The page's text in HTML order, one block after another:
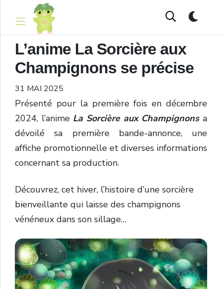
L’anime La Sorcière aux
Champignons se précise
31 MAI 2025
Présenté pour la première fois en décembre
2024, l’anime La Sorcière aux Champignonsa
dévoilé sa première bande-annonce, une
affiche promotionnelle et diverses informations
concernant sa production.
Découvrez, cet hiver, l’histoire d’une sorcière
bienveillante qui laisse des champignons
vénéneux dans son sillage…